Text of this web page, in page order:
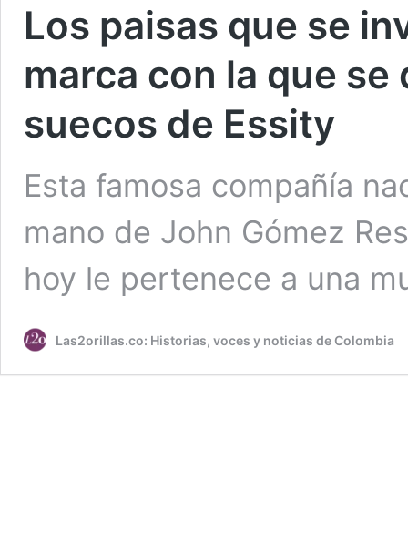
Los paisas que se
marca con la que
suecos de Essity
Esta famosa compañía
mano de John Gómez
hoy le pertenece a una
Las2orillas.co: Historias, voces y noticias de Colombia